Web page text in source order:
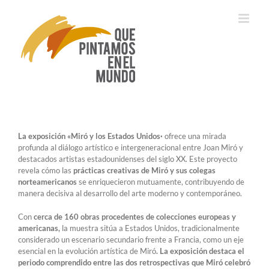
La exposición «Miró y los Estados Unidos· ofrece una mirada
profunda al diálogo artístico e intergeneracional entre Joan Miró y
destacados artistas estadounidenses del siglo XX. Este proyecto
revela cómo las prácticas creativas de Miró y sus colegas
norteamericanosse enriquecieron mutuamente, contribuyendo de
manera decisiva al desarrollo del arte moderno y contemporáneo.
Concerca de 160 obras procedentes de colecciones europeas y
americanas, la muestra sitúa a Estados Unidos, tradicionalmente
considerado un escenario secundario frente a Francia, como un eje
esencial en la evolución artística de Miró. La exposición destaca el
periodo comprendido entre las dos retrospectivas que Miró celebró